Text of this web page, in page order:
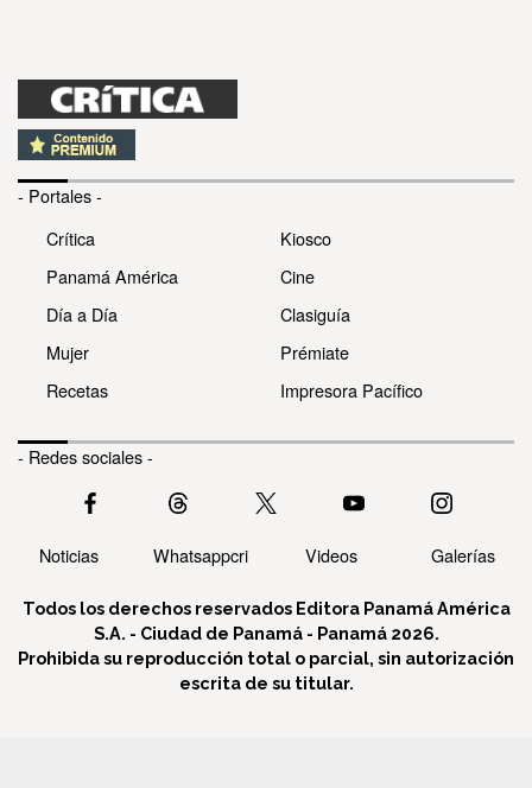
- Portales -
Crítica
Panamá América
Día a Día
Mujer
Recetas
Kiosco
Cine
Clasiguía
Prémiate
Impresora Pacífico
- Redes sociales -
Noticias Whatsappcri Videos Galerías
Todos los derechos reservados Editora Panamá América
S.A. - Ciudad de Panamá - Panamá 2026.
Prohibida su reproducción total o parcial, sin autorización
escrita de su titular.